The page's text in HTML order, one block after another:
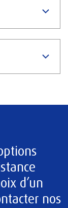
d’un
nos